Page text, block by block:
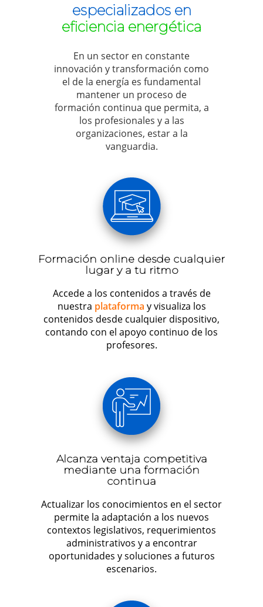
especializados en
eficiencia energética
En un sector en constante
innovación y transformación como
el de la energía es fundamental
mantener un proceso de
formación continua que permita, a
los profesionales y a las
organizaciones, estar a la
vanguardia.
Formación online desde cualquier
lugar y a tu ritmo
Accede a los contenidos a través de
nuestra plataforma y visualiza los
contenidos desde cualquier dispositivo,
contando con el apoyo continuo de los
profesores.
Alcanza ventaja competitiva
mediante una formación
continua
Actualizar los conocimientos en el sector
permite la adaptación a los nuevos
contextos legislativos, requerimientos
administrativos y a encontrar
oportunidades y soluciones a futuros
escenarios.